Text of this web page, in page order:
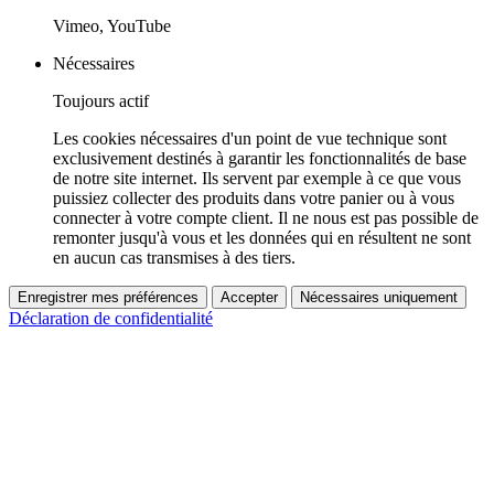
Vimeo, YouTube
Nécessaires
Toujours actif
Les cookies nécessaires d'un point de vue technique sont
exclusivement destinés à garantir les fonctionnalités de base
de notre site internet. Ils servent par exemple à ce que vous
puissiez collecter des produits dans votre panier ou à vous
connecter à votre compte client. Il ne nous est pas possible de
remonter jusqu'à vous et les données qui en résultent ne sont
en aucun cas transmises à des tiers.
Enregistrer mes préférences Accepter Nécessaires uniquement
Déclaration de confidentialité